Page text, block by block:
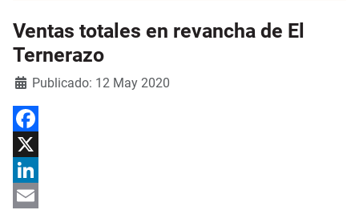
Ventas totales en revancha de El
Ternerazo
Detalles
Publicado: 12 May 2020
Facebook
X
LinkedIn